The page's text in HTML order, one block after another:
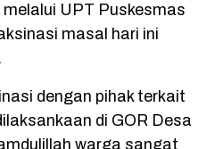
UPT Puskesmas
masal hari ini
dengan pihak terkait
di GOR Desa
warga sangat